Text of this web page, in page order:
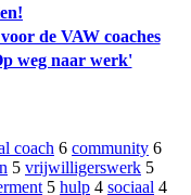
de VAW coaches
weg naar werk'
coach 6 community 6
5 vrijwilligerswerk 5
5 hulp 4 sociaal 4